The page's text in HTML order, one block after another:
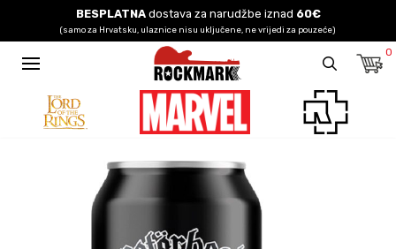
BESPLATNAdostava za narudžbe iznad 60€
(samo za Hrvatsku, ulaznice nisu uključene, ne vrijedi za pouzeće)
0